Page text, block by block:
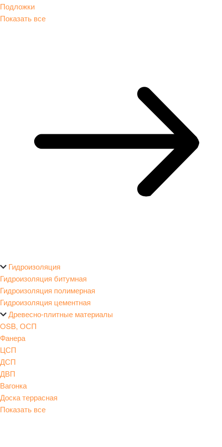
Подложки
Показать все
Гидроизоляция
Гидроизоляция битумная
Гидроизоляция полимерная
Гидроизоляция цементная
Древесно-плитные материалы
OSB, ОСП
Фанера
ЦСП
ДСП
ДВП
Вагонка
Доска террасная
Показать все